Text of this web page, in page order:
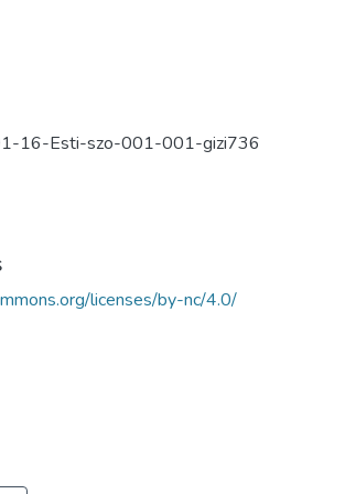
16-Esti-szo-001-001-gizi736
licenses/by-nc/4.0/